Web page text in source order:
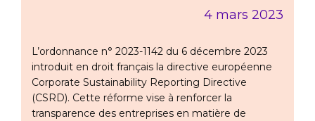
4 mars 2023
L’ordonnance n° 2023-1142 du 6 décembre 2023
introduit en droit français la directive européenne
Corporate Sustainability Reporting Directive
(CSRD). Cette réforme vise à renforcer la
transparence des entreprises en matière de